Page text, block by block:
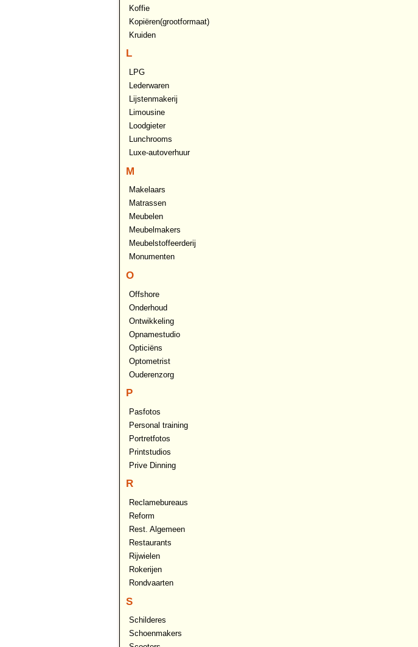
Koffie
Kopiëren(grootformaat)
Kruiden
L
LPG
Lederwaren
Lijstenmakerij
Limousine
Loodgieter
Lunchrooms
Luxe-autoverhuur
M
Makelaars
Matrassen
Meubelen
Meubelmakers
Meubelstoffeerderij
Monumenten
O
Offshore
Onderhoud
Ontwikkeling
Opnamestudio
Opticiëns
Optometrist
Ouderenzorg
P
Pasfotos
Personal training
Portretfotos
Printstudios
Prive Dinning
R
Reclamebureaus
Reform
Rest. Algemeen
Restaurants
Rijwielen
Rokerijen
Rondvaarten
S
Schilderes
Schoenmakers